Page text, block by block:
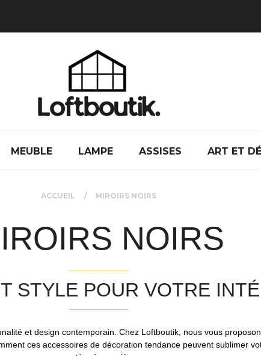
MEUBLE LAMPE ASSISES ART ET
ACCUEIL MIROIRS NOIRS
NOIRS
STYLE POUR VOTRE
et design contemporain. Chez Loftboutik, nous vous
ces accessoires de décoration tendance peuvent sublimer